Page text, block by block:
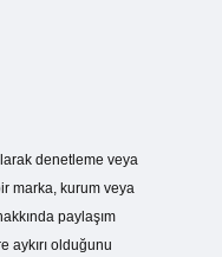
denetleme veya
marka, kurum veya
paylaşım
aykırı olduğunu